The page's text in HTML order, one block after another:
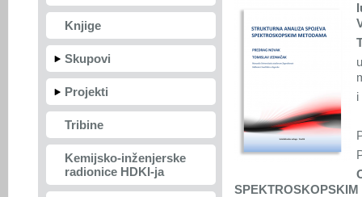
Knjige
Skupovi
Projekti
Tribine
Kemijsko-inženjerske
radionice HDKI-ja
i